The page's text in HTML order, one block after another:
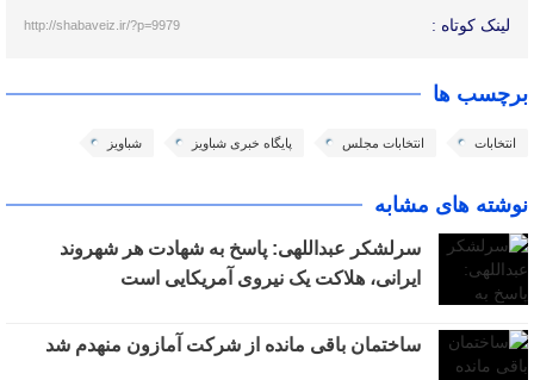
لینک کوتاه : http://shabaveiz.ir/?p=9979
برچسب ها
انتخابات انتخابات مجلس پایگاه خبری شباویز شباویز
نوشته های مشابه
سرلشکر عبداللهی: پاسخ به شهادت هر شهروند
ایرانی، هلاکت یک نیروی آمریکایی است
ساختمان باقی مانده از شرکت آمازون منهدم شد